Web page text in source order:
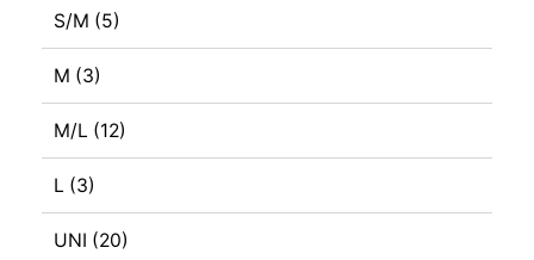
S/M (5)
M (3)
M/L (12)
L (3)
UNI (20)